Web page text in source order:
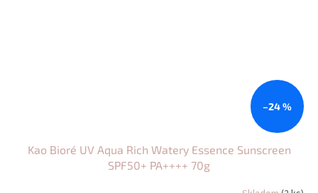
–24 %
Kao Bioré UV Aqua Rich Watery Essence Sunscreen
SPF50+ PA++++ 70g